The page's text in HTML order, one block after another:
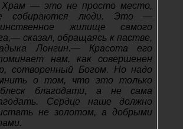
— это не просто место,
собираются люди. Это —
жилище самого
сказал, обращаясь к пастве,
Лонгин.— Красота его
нам, как совершенен
сотворенный Богом. Но надо
о том, что это только
благодати, а не сама
Сердце наше должно
не золотом, а добрыми